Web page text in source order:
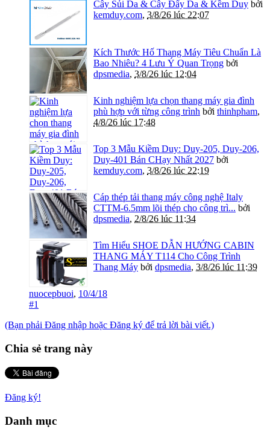
Cây Sủi Da & Cây Đẩy Da & Kềm Duy bởi
kemduy.com, 3/8/26 lúc 22:07
Kích Thước Hố Thang Máy Tiêu Chuẩn Là
Bao Nhiêu? 4 Lưu Ý Quan Trọng bởi
dpsmedia, 3/8/26 lúc 12:04
Kinh nghiệm lựa chọn thang máy gia đình
phù hợp với từng công trình bởi thinhpham,
4/8/26 lúc 17:48
Top 3 Mẫu Kiềm Duy: Duy-205, Duy-206,
Duy-401 Bán CHạy Nhất 2027 bởi
kemduy.com, 3/8/26 lúc 22:19
Cáp thép tải thang máy công nghệ Italy
CTTM-6.5mm lõi thép cho công trì... bởi
dpsmedia, 2/8/26 lúc 11:34
Tìm Hiểu SHOE DẪN HƯỚNG CABIN
THANG MÁY T114 Cho Công Trình
Thang Máy bởi dpsmedia, 3/8/26 lúc 11:39
nuocepbuoi, 10/4/18
#1
(Bạn phải Đăng nhập hoặc Đăng ký để trả lời bài viết.)
Chia sẻ trang này
Đăng ký!
Danh mục